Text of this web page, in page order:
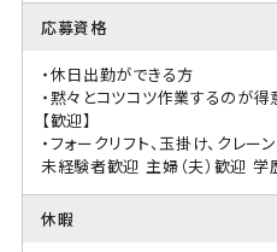
応募資格
・休日出勤ができる方
・黙々とコツコツ作業するのが得
【歓迎】
・フォークリフト、玉掛け、クレ
未経験者歓迎 主婦（夫）歓迎 学
休暇